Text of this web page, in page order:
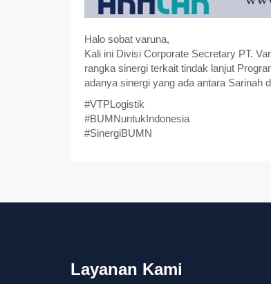
Halo sobat varuna,
Kali ini Divisi Corporate Secretary PT.
rangka sinergi terkait tindak lanjut
adanya sinergi yang ada antara Sarinah
#VTPLogistik
#BUMNuntukIndonesia
#SinergiBUMN
Layanan Kami